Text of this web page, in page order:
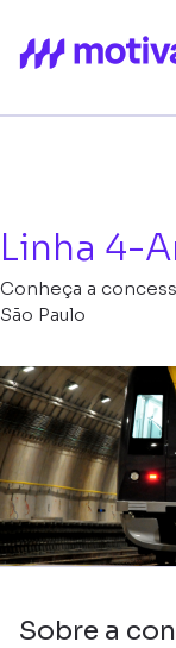
Linha 4-
Conheça a
São Paulo
Sobre a